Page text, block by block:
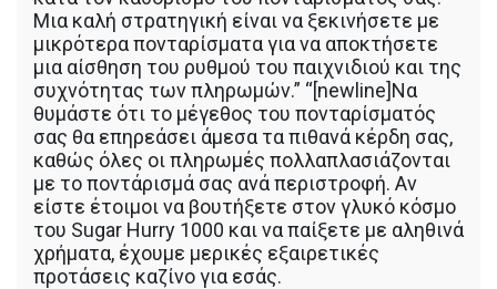
Μια καλή στρατηγική είναι να ξεκινήσετε με
μικρότερα πονταρίσματα για να αποκτήσετε
μια αίσθηση του ρυθμού του παιχνιδιού και της
συχνότητας των πληρωμών.” “[newline]Να
θυμάστε ότι το μέγεθος του πονταρίσματός
σας θα επηρεάσει άμεσα τα πιθανά κέρδη σας,
καθώς όλες οι πληρωμές πολλαπλασιάζονται
με το ποντάρισμά σας ανά περιστροφή. Αν
είστε έτοιμοι να βουτήξετε στον γλυκό κόσμο
του Sugar Hurry 1000 και να παίξετε με αληθινά
χρήματα, έχουμε μερικές εξαιρετικές
προτάσεις καζίνο για εσάς.